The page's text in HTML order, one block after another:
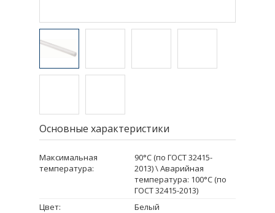
Основные характеристики
Максимальная
температура:
90°C (по ГОСТ 32415-
2013) \ Аварийная
температура: 100°C (по
ГОСТ 32415-2013)
Цвет:
Белый